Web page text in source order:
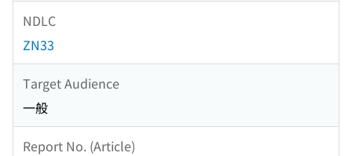
NDLC
ZN33
Target Audience
一般
Report No. (Article)